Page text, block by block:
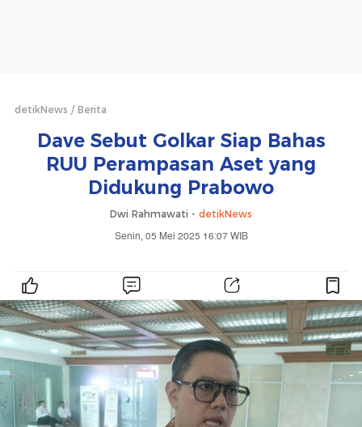
detikNews Berita
Dave Sebut Golkar Siap Bahas
RUU Perampasan Aset yang
Didukung Prabowo
Dwi Rahmawati - detikNews
Senin, 05 Mei 2025 16:07 WIB